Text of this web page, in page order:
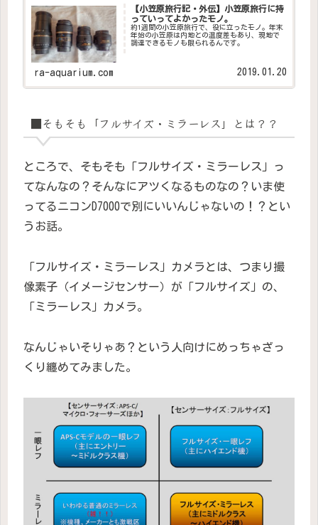
【小笠原旅行記・外伝】小笠原旅行に持
っていってよかったモノ。
約1週間の小笠原旅行で、役に立ったモノ。年末
年始の小笠原は内地との温度差もあり、現地で
調達できるモノも限られるんです。
ra-aquarium.com 2019.01.20
■そもそも「フルサイズ・ミラーレス」とは？？
ところで、そもそも「フルサイズ・ミラーレス」っ
てなんなの？そんなにアツくなるものなの？いま使
ってるニコンD7000で別にいいんじゃないの！？とい
うお話。
「フルサイズ・ミラーレス」カメラとは、つまり撮
像素子（イメージセンサー）が「フルサイズ」の、
「ミラーレス」カメラ。
なんじゃいそりゃあ？という人向けにめっちゃざっ
くり纏めてみました。